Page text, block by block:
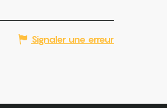
Signaler une erreur